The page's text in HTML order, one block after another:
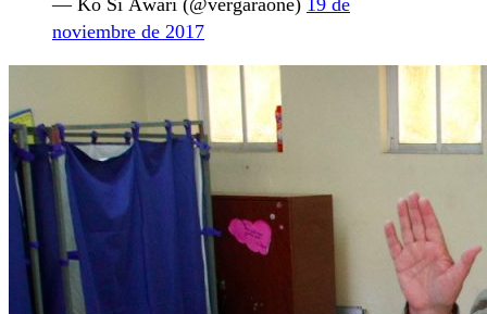
— Ko Sí Àwarí (@vergaraone) 19 de
noviembre de 2017